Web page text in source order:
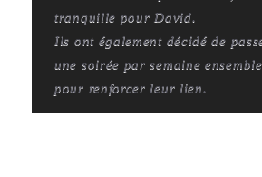
tranquille pour David.
Ils ont également décidé de
une soirée par semaine
pour renforcer leur lien.